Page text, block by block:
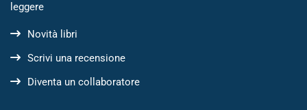
leggere
Novità libri
Scrivi una recensione
Diventa un collaboratore